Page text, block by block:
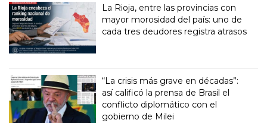
La Rioja, entre las provincias con
mayor morosidad del país: uno de
cada tres deudores registra atrasos
“La crisis más grave en décadas”:
así calificó la prensa de Brasil el
conflicto diplomático con el
gobierno de Milei